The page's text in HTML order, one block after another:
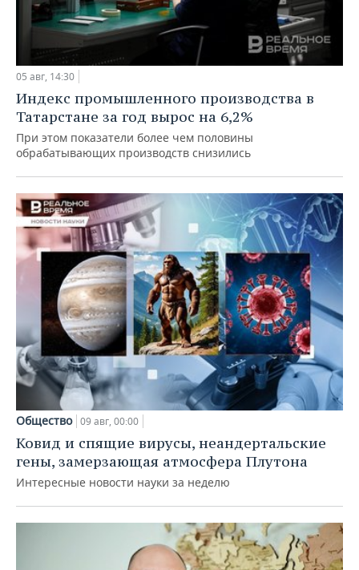
05 авг, 14:30
Индекс промышленного производства в
Татарстане за год вырос на 6,2%
При этом показатели более чем половины
обрабатывающих производств снизились
Общество 09 авг, 00:00
Ковид и спящие вирусы, неандертальские
гены, замерзающая атмосфера Плутона
Интересные новости науки за неделю